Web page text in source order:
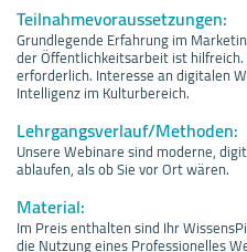
Teilnahmevoraussetzungen:
Grundlegende Erfahrung im
der Öffentlichkeitsarbeit ist
erforderlich. Interesse an digitalen
Intelligenz im Kulturbereich.
Lehrgangsverlauf/Methoden:
Unsere Webinare sind moderne,
ablaufen, als ob Sie vor Ort wären.
Material:
Im Preis enthalten sind Ihr
die Nutzung eines Professionelles